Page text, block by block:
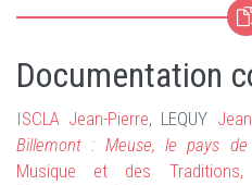
Documentation
ISCLA Jean-Pierre, LEQUY
Billemont : Meuse, le pays
Musique et des